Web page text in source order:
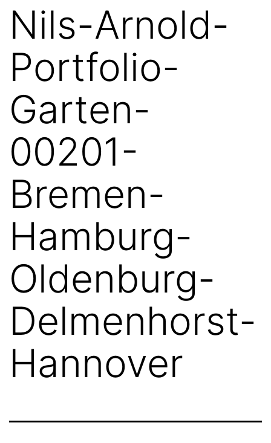
Nils-Arnold-
Portfolio-
Garten-
00201-
Bremen-
Hamburg-
Oldenburg-
Delmenhorst-
Hannover